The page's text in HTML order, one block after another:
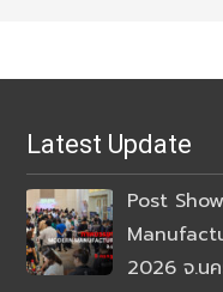
Latest Update
Post
2026 จ.น